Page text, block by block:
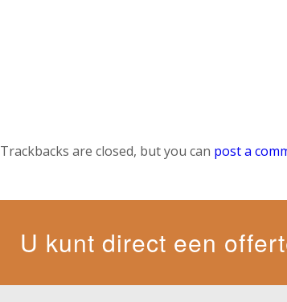
Trackbacks are closed, but you can post a
U kunt direct een